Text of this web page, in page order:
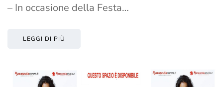
– In occasione della Festa…
LEGGI DI PIÙ